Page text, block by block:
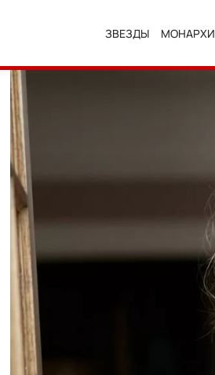
главную
ЗВЕЗДЫ МОНАРХИ
Вконтакте
в Одноклассниках
на нас в Дзен